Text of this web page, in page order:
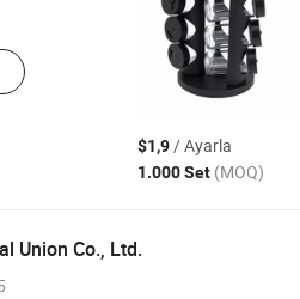
$1,9/ Ayarla
1.000 Set (MOQ)
Union Co., Ltd.